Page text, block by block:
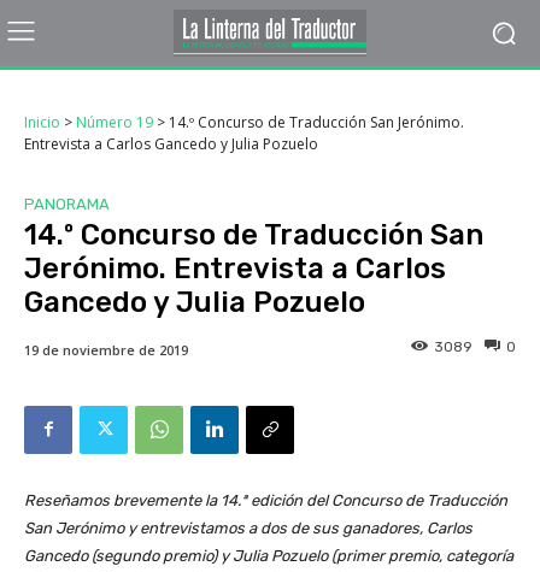
Inicio > Número 19 > 14.º Concurso de Traducción San Jerónimo.
Entrevista a Carlos Gancedo y Julia Pozuelo
PANORAMA
14.º Concurso de Traducción San
Jerónimo. Entrevista a Carlos
Gancedo y Julia Pozuelo
19 de noviembre de 2019 0
3089
Reseñamos brevemente la 14.ª edición del Concurso de Traducción
San Jerónimo y entrevistamos a dos de sus ganadores, Carlos
Gancedo (segundo premio) y Julia Pozuelo (primer premio, categoría